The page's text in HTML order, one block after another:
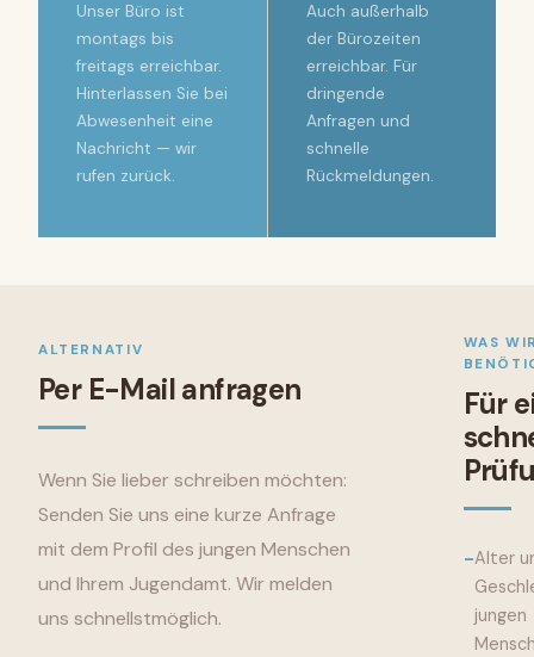
Unser Büro ist
montags bis
freitags erreichbar.
Hinterlassen Sie bei
Abwesenheit eine
Nachricht — wir
rufen zurück.
Auch außerhalb
der Bürozeiten
erreichbar. Für
dringende
Anfragen und
schnelle
Rückmeldungen.
ALTERNATIV
Per E-Mail anfragen
Wenn Sie lieber schreiben möchten:
Senden Sie uns eine kurze Anfrage
mit dem Profil des jungen Menschen
und Ihrem Jugendamt. Wir melden
uns schnellstmöglich.
WAS
Für
-Alter
jungen